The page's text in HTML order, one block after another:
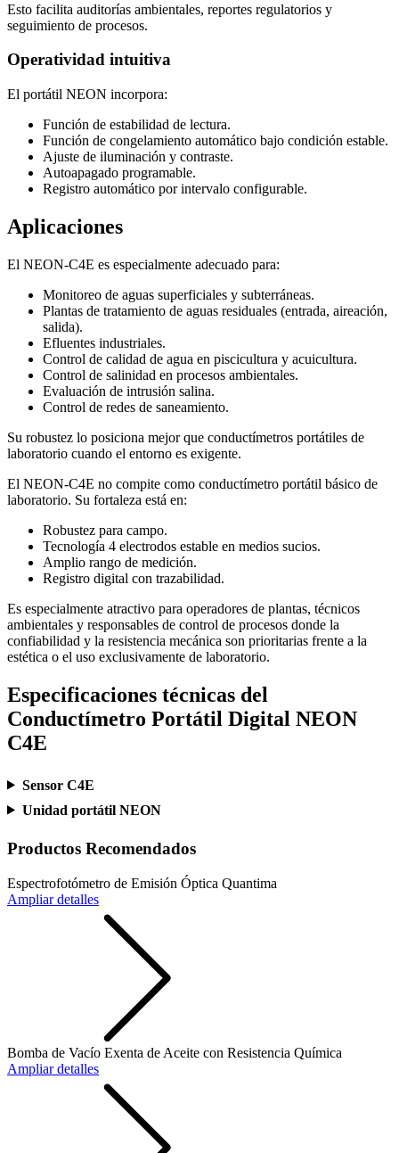
Esto facilita auditorías ambientales, reportes regulatorios y
seguimiento de procesos.
Operatividad intuitiva
El portátil NEON incorpora:
Función de estabilidad de lectura.
Función de congelamiento automático bajo condición estable.
Ajuste de iluminación y contraste.
Autoapagado programable.
Registro automático por intervalo configurable.
Aplicaciones
El NEON-C4E es especialmente adecuado para:
Monitoreo de aguas superficiales y subterráneas.
Plantas de tratamiento de aguas residuales (entrada, aireación,
salida).
Efluentes industriales.
Control de calidad de agua en piscicultura y acuicultura.
Control de salinidad en procesos ambientales.
Evaluación de intrusión salina.
Control de redes de saneamiento.
Su robustez lo posiciona mejor que conductímetros portátiles de
laboratorio cuando el entorno es exigente.
El NEON-C4E no compite como conductímetro portátil básico de
laboratorio. Su fortaleza está en:
Robustez para campo.
Tecnología 4 electrodos estable en medios sucios.
Amplio rango de medición.
Registro digital con trazabilidad.
Es especialmente atractivo para operadores de plantas, técnicos
ambientales y responsables de control de procesos donde la
confiabilidad y la resistencia mecánica son prioritarias frente a la
estética o el uso exclusivamente de laboratorio.
Especificaciones técnicas del
Conductímetro Portátil Digital NEON
C4E
Sensor C4E
Unidad portátil NEON
Productos Recomendados
Espectrofotómetro de Emisión Óptica Quantima
Ampliar detalles
Bomba de Vacío Exenta de Aceite con Resistencia Química
Ampliar detalles